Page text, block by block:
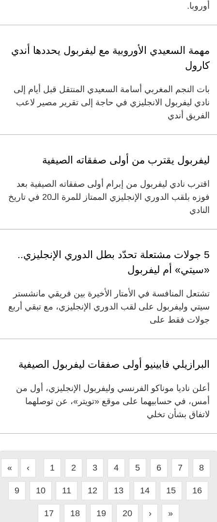
أوروبا.
مهمة السعيدي الأوروبية مع ليفربول يحددها أندي
كارول
بات النجم المغربي أسامة السعيدي المنتقل قبل أيام إلى
نادي ليفربول الانجليزي في حاجة إلى تقرير مصير لاعب
الفريق أندي
ليفربول يقترب من أولى صفقاته الصيفية
اقترب نادي ليفربول من إبرام أولى صفقاته الصيفية بعد
فوزه بلقب الدوري الإنجليزي الممتاز للمرة الـ20 في تاريخ
النادي
5 جولات مشتعلة تحدّد بطل الدوري الإنجليزي..
«سيتي» أم ليفربول
تشتعل المنافسة في الأمتار الأخيرة بين فريقي مانشستر
سيتي وليفربول على لقب الدوري الإنجليزي، مع تبقي أربع
جولات فقط على
البرازيلي فابينيو أولى صفقات ليفربول الصيفية
أعلن ناديا موناكو الفرنسي وليفربول الإنجليزي، أول من
أمس، في حسابيهما على موقع «تويتر»، عن توصلهما
لاتفاق بشأن تخلي
« ‹ 1 2 3 4 5 6 7 8
9 10 11 12 13 14 15 16
17 18 19 20 › »